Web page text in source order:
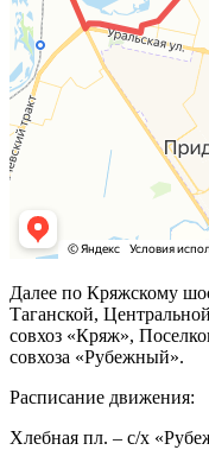
Далее по Кряжскому
Таганской,
совхоз «Кряж»,
совхоза «Рубежный».
Расписание движения:
Хлебная пл. – с/х